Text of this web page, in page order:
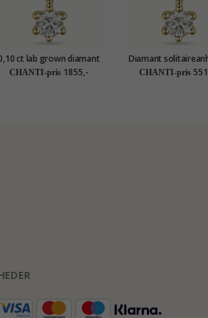
ct lab grown diamant
solitaireanheng i 9 karat
gull 0,10 ct
CHANTI-pris 1855,-
Diamant
14 karat gull
CHANTI-pris